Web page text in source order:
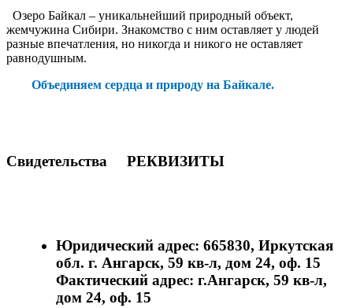
Озеро Байкал – уникальнейший природный объект,
жемчужина Сибири. Знакомство с ним оставляет у людей
разные впечатления, но никогда и никого не оставляет
равнодушным.
Объединяем сердца и природу на Байкале.
Свидетельства РЕКВИЗИТЫ
Юридический адрес: 665830, Иркутская
обл. г. Ангарск, 59 кв-л, дом 24, оф. 15
Фактический адрес: г.Ангарск, 59 кв-л,
дом 24, оф. 15